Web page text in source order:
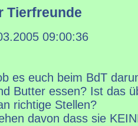
Tierfreunde
09:00:36
es euch beim BdT
Butter essen? Ist das
richtige Stellen?
davon dass sie